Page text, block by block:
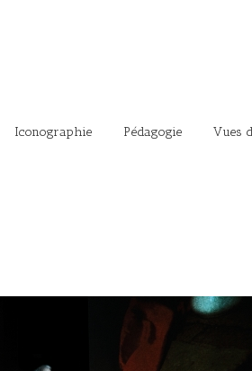
Iconographie Pédagogie Vues